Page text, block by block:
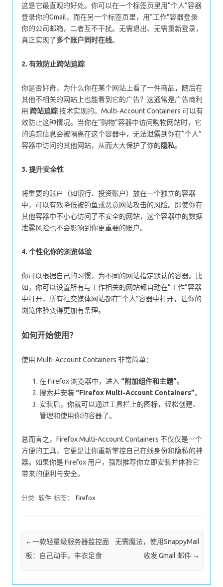
这是它最直观的好处。你可以在一个标签页里用“个人”容器
登录你的Gmail，而在另一个标签页里，用“工作”容器登录
你的公司邮箱，二者互不干扰。无需退出、无需重新登录，
真正实现了多个账户同时在线。
2. 有效防止跨站追踪
你是否好奇，为什么你在某个网站上看了一件商品，随后在
其他不相关的网站上也能看到它的广告？这通常是广告商利
用 跨站追踪技术实现的。Multi-Account Containers 可以有
效防止这种情况。当你在“购物”容器中访问购物网站时，它
的追踪信息会被隔离在这个容器中，无法泄露到你在“个人”
容器中访问的其他网站，从而大大保护了你的隐私。
3. 提升安全性
将重要的账户（如银行、投资账户）放在一个独立的容器
中，可以有效降低被钓鱼或恶意网站攻击的风险。即使你在
其他容器中不小心访问了不安全的网站，这个容器中的数据
泄露风险也不会影响到你更重要的账户。
4. 个性化你的浏览体验
你可以根据自己的习惯，为不同的网站指定默认的容器。比
如，你可以设置所有与工作相关的网站都自动在“工作”容器
中打开，所有社交媒体网站都在“个人”容器中打开，让你的
浏览体验变得更加有条理。
如何开始使用？
使用 Multi-Account Containers 非常简单：
在 Firefox 浏览器中，进入 “附加组件和主题”。
搜索并安装 “Firefox Multi-Account Containers”。
安装后，你就可以通过工具栏上的图标，轻松创建、
管理和使用你的容器了。
总而言之，Firefox Multi-Account Containers 不仅仅是一个
方便的工具，它更是让你重新掌控自己在线身份和隐私的神
器。如果你是 Firefox 用户，强烈推荐你立即安装并体验它
带来的便利与安全。
分类: 软件 标签： firefox
Post navigation
←一款轻量级服务器监控面
板：自己动手，丰衣足食
无需魔法，使用SnappyMail
收发 Gmail 邮件 →